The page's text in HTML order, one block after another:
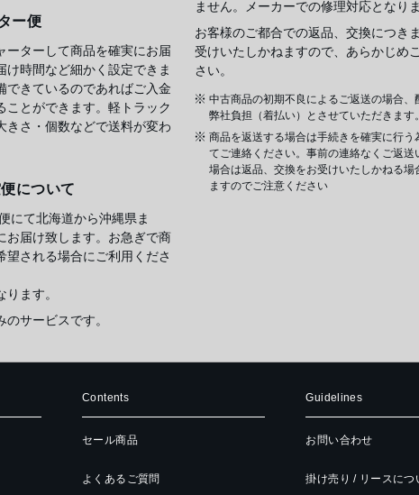
ー便
ーターして商品を確実にお届
け時間など細かく設定できま
できているのであればご入金
ことができます。軽トラック
きさ・個数などで送料が変わ
について
にて北海道から沖縄県ま
お届け致します。お急ぎで商
望される場合にご利用くださ
ます。
サービスです。
ません。メーカーでの修理対応となりま
お客様のご都合での返品、交換につき
受けいたしかねますので、あらかじめ
さい。
中古商品の初期不良によるご返送の場合、
弊社負担（着払い）とさせていただきます。
商品を返送する場合は手続きを確実に行う
てご連絡ください。事前の連絡なくご返送
場合は返品、交換をお受けいたしかねる場
ますのでご注意ください
Contents
セール商品
よくあるご質問
Guidelines
お問い合わせ
掛け売り / リースにつ